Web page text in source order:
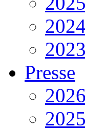
2024
2023
Presse
2026
2025